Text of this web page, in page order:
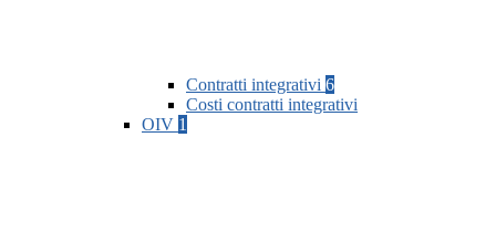
Contratti integrativi 6
Costi contratti integrativi
OIV 1